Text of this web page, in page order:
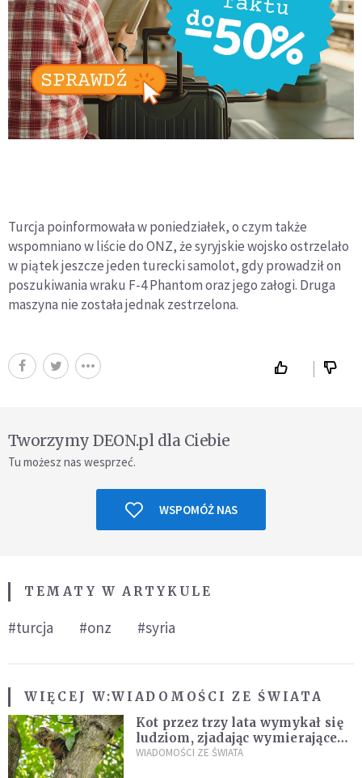
Turcja poinformowała w poniedziałek, o czym także
wspomniano w liście do ONZ, że syryjskie wojsko ostrzelało
w piątek jeszcze jeden turecki samolot, gdy prowadził on
poszukiwania wraku F-4 Phantom oraz jego załogi. Druga
maszyna nie została jednak zestrzelona.
Tworzymy DEON.pl dla Ciebie
Tu możesz nas wesprzeć.
WSPOMÓŻ NAS
TEMATY W ARTYKULE
#turcja #onz #syria
WIĘCEJ W:WIADOMOŚCI ZE ŚWIATA
Kot przez trzy lata wymykał się
ludziom, zjadając wymierające
kaczki. W końcu popełnił
WIADOMOŚCI ZE ŚWIATA